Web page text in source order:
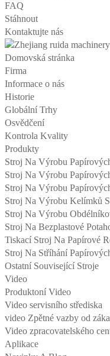
FAQ
Stáhnout
Kontaktujte nás
Domovská stránka
Firma
Informace o nás
Historie
Globální Trhy
Osvědčení
Kontrola Kvality
Produkty
Stroj Na Výrobu
Stroj Na Výrobu
Stroj Na Výrobu
Stroj Na Výrobu Kelímků
Stroj Na Výrobu
Stroj Na Bezplastové
Tiskací Stroj Na Papírové
Stroj Na Stříhání
Ostatní Související Stroje
Video
Produktoní Video
Video servisního střediska
video Zpětné vazby od
Video zpracovatelského
Aplikace